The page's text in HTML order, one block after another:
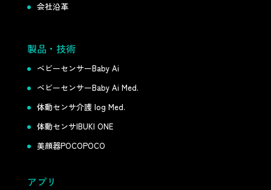
会社沿革
製品・技術
ベビーセンサーBaby Ai
ベビーセンサーBaby Ai Med.
体動センサ介護 log Med.
体動センサIBUKI ONE
美顔器POCOPOCO
アプリ